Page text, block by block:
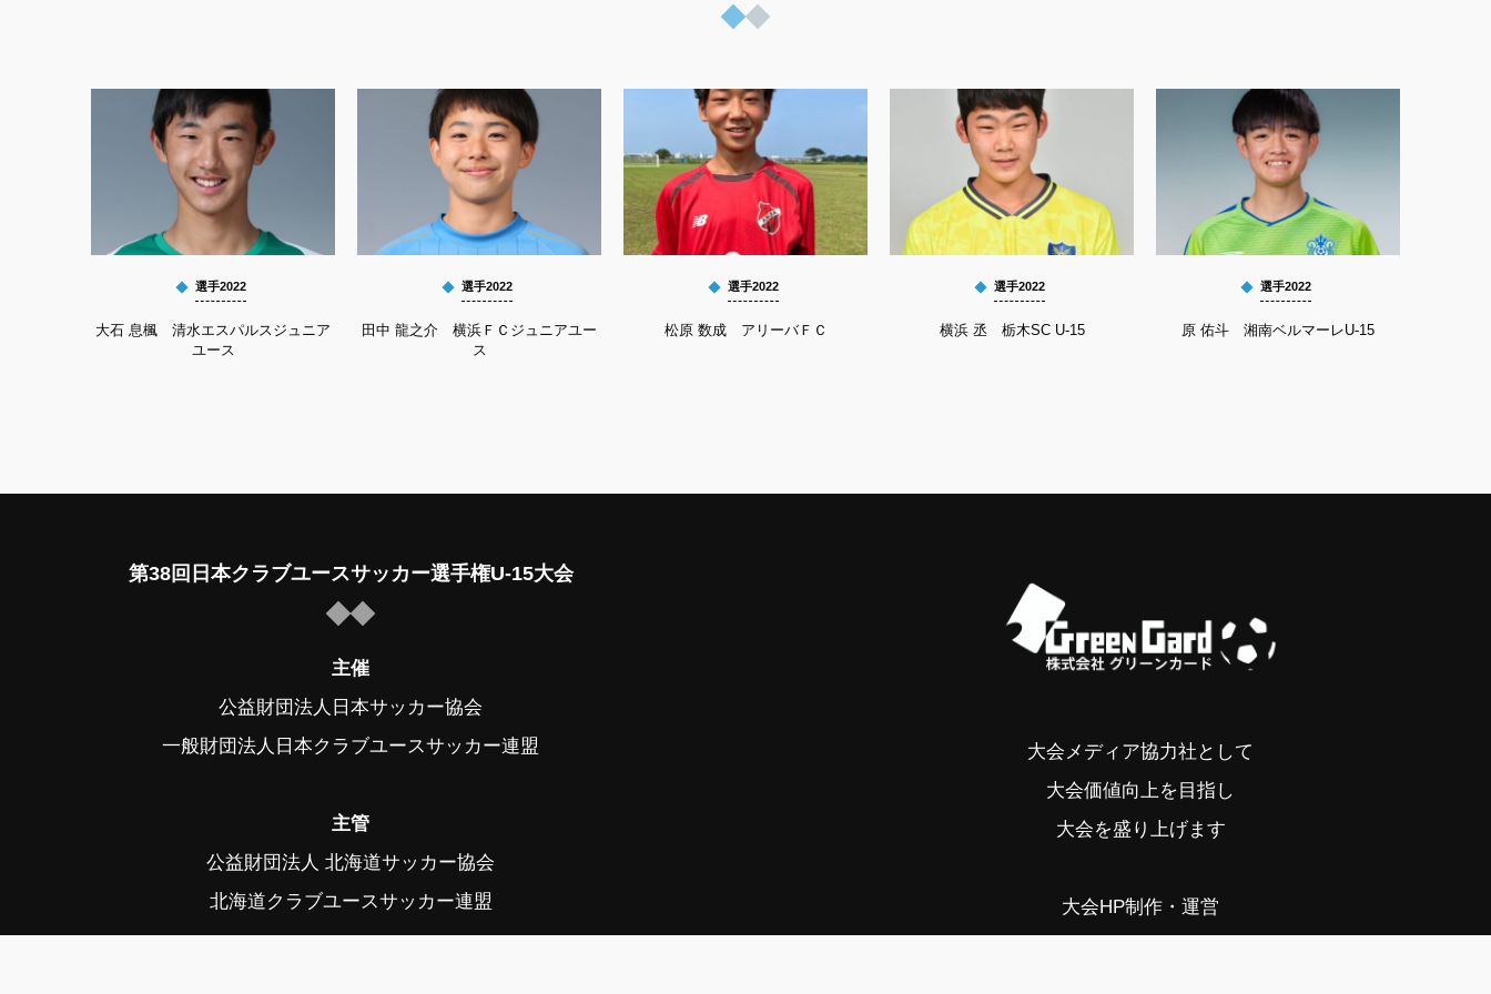
選手2022
大石 息楓 清水エスパルスジュニア
ユース
選手2022
田中 龍之介 横浜ＦＣジュニアユー
ス
選手2022
松原 数成 アリーバＦＣ
選手2022
横浜 丞 栃木SC U-15
選手2022
原 佑斗 湘南ベルマーレU-15
第38回日本クラブユースサッカー選手権U-15大会
主催
公益財団法人日本サッカー協会
一般財団法人日本クラブユースサッカー連盟
主管
公益財団法人 北海道サッカー協会
北海道クラブユースサッカー連盟
大会メディア協力社として
大会価値向上を目指し
大会を盛り上げます
大会HP制作・運営